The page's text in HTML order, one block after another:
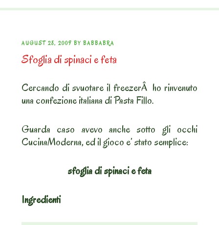
POSTED
ON
AUGUST 28, 2009 BY BABBABRA
Sfoglia di spinaci e feta
Cercando di svuotare il freezerÂ ho rinvenuto
una confezione italiana di Pasta Fillo.
Guarda caso avevo anche sotto gli occhi
CucinaModerna, ed il gioco e’ stato semplice:
sfoglia di spinaci e feta
Ingredienti